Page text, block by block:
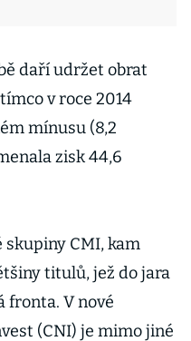
daří udržet obrat
v roce 2014
mínusu (8,2
zisk 44,6
CMI, kam
titulů, jež do jara
fronta. V nové
(CNI) je mimo jiné